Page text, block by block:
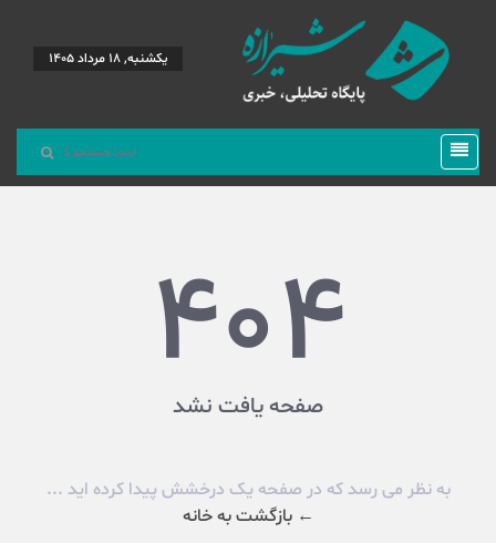
یکشنبه, 18 مرداد 1405
404
صفحه یافت نشد
به نظر می رسد که در صفحه یک درخشش پیدا کرده اید ...
← بازگشت به خانه